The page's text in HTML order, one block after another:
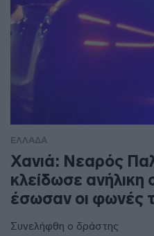
ΕΛΛΑΔΑ
Χανιά: Νεαρός
κλείδωσε ανήλικη
έσωσαν οι φωνές
Συνελήφθη ο δράστης